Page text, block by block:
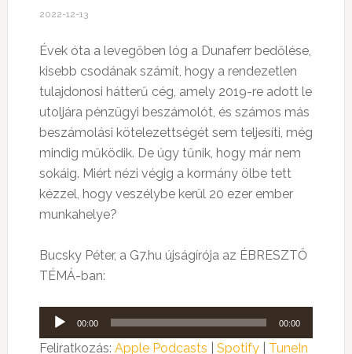
2022-12-13
Évek óta a levegőben lóg a Dunaferr bedőlése,
kisebb csodának számít, hogy a rendezetlen
tulajdonosi hátterű cég, amely 2019-re adott le
utoljára pénzügyi beszámolót, és számos más
beszámolási kötelezettségét sem teljesíti, még
mindig működik. De úgy tűnik, hogy már nem
sokáig. Miért nézi végig a kormány ölbe tett
kézzel, hogy veszélybe kerül 20 ezer ember
munkahelye?
Bucsky Péter, a G7.hu újságírója az ÉBRESZTŐ
TÉMÁ-ban:
Audió
lejátszó
00:00 00:00
Feliratkozás: Apple Podcasts Spotify| TuneIn